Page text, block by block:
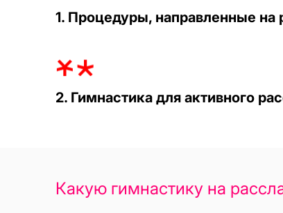
1. Процедуры, направленные
2. Гимнастика для активного
Какую гимнастику на